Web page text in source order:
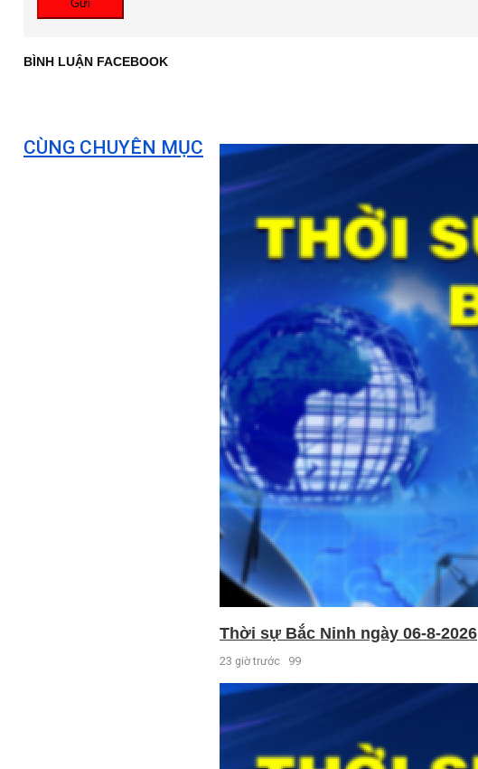
Gửi
BÌNH LUẬN FACEBOOK
CÙNG CHUYÊN MỤC
Thời sự Bắc Ninh ngày 06-8-2026
23 giờ trước 99